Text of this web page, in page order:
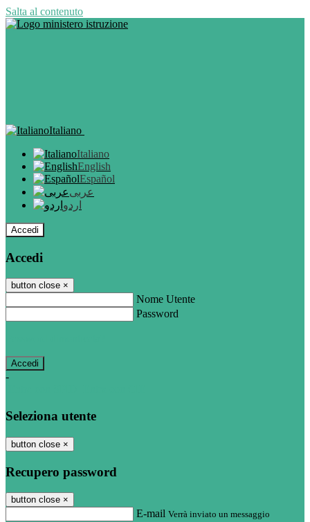
Salta al contenuto
Italiano
Italiano
English
Español
عربى
اردو
Accedi
Accedi
button close ×
Nome Utente
Password
-
Seleziona utente
button close ×
Recupero password
button close ×
E-mail Verrà inviato un messaggio